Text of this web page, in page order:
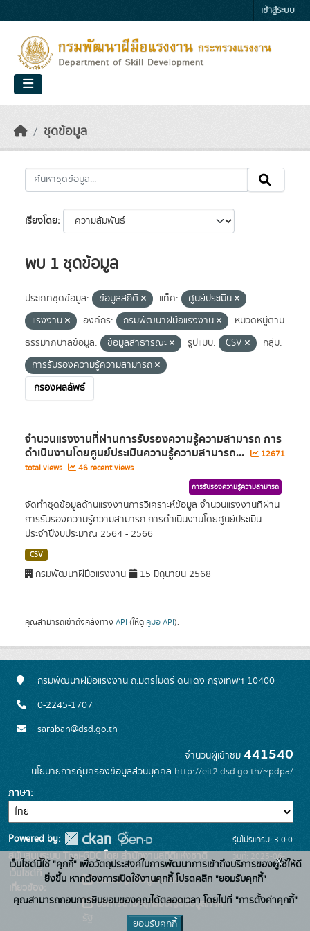
เข้าสู่ระบบ
ชุดข้อมูล
เรียงโดย
พบ 1 ชุดข้อมูล
ประเภทชุดข้อมูล: ข้อมูลสถิติ แท็ค:
ศูนย์ประเมิน
แรงงาน
องค์กร: กรมพัฒนาฝีมือแรงงาน
หมวดหมู่ตาม
ธรรมาภิบาลข้อมูล:
ข้อมูลสาธารณะ รูปแบบ: CSV
กลุ่ม:
การรับรองความรู้ความสามารถ
กรองผลลัพธ์
จำนวนแรงงานที่ผ่านการรับรองความรู้ความสามารถ การ
ดำเนินงานโดยศูนย์ประเมินความรู้ความสามารถ...
12671
total views
46 recent views
การรับรองความรู้ความสามารถ
จัดทำชุดข้อมูลด้านแรงงานการวิเคราะห์ข้อมูล จำนวนแรงงานที่ผ่าน
การรับรองความรู้ความสามารถ การดำเนินงานโดยศูนย์ประเมิน
ประจำปีงบประมาณ 2564 - 2566
CSV
กรมพัฒนาฝีมือแรงงาน 15 มิถุนายน 2568
คุณสามารถเข้าถึงคลังทาง API (ให้ดู คู่มือ API).
กรมพัฒนาฝีมือแรงงาน ถ.มิตรไมตรี ดินแดง กรุงเทพฯ 10400
0-2245-1707
saraban@dsd.go.th
จำนวนผู้เข้าชม 441540
นโยบายการคุ้มครองข้อมูลส่วนบุคคล http://eit2.dsd.go.th/~pdpa/
ภาษา
Powered by:
สนับสนุนระบบ Thai-GDC โดย สำนักงานสถิติแห่งชาติ
เว็บไซต์ที่
เกี่ยวข้อง:
ระบบบัญชีข้อมูลภาครัฐ
บริการนามานุกรมบัญชีข้อมูลภาค
รุ่นโปรแกรม: 3.0.0
วันที่: 2025-06-
10
เว็บไซต์นี้ใช้ "คุกกี้" เพื่อวัตถุประสงค์ในการพัฒนาการเข้าถึงบริการของผู้ใช้ให้ดี
ยิ่งขึ้น หากต้องการเปิดใช้งานคุกกี้ โปรดคลิก "ยอมรับคุกกี้"
คุณสามารถถอนการยินยอมของคุณได้ตลอดเวลา โดยไปที่ "การตั้งค่าคุกกี้"
ยอมรับคุกกี้
x